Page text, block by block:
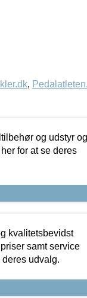
,
og udstyr og
for at se deres
kvalitetsbevidst
samt service
udvalg.